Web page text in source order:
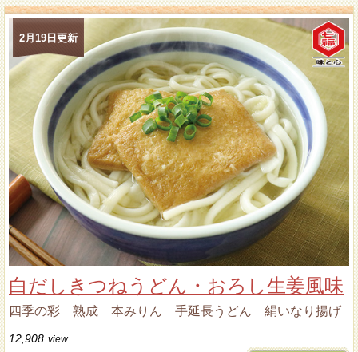
2月19日更新
白だしきつねうどん・おろし生姜風味
四季の彩 熟成 本みりん 手延長うどん 絹いなり揚げ
12,908 view